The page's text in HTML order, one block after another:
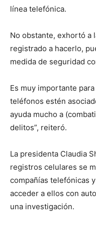
línea telefónica.
No obstante, exhortó a
registrado a hacerlo,
medida de seguridad
Es muy importante
teléfonos estén
ayuda mucho a
delitos”, reiteró.
La presidenta Claudia
registros celulares se
compañías telefónicas
acceder a ellos con
una investigación.